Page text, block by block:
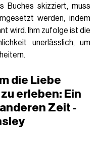
Buches skizziert, muss
werden, indem
wird. Ihm zufolge ist die
unerlässlich, um
die Liebe
erleben: Ein
Zeit -